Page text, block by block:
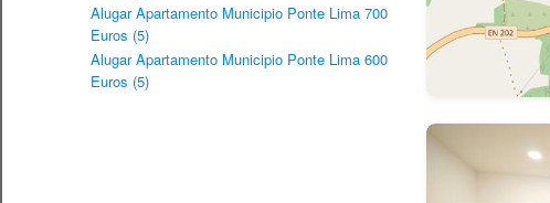
Alugar Apartamento Municipio Ponte Lima 700
Euros (5)
Alugar Apartamento Municipio Ponte Lima 600
Euros (5)